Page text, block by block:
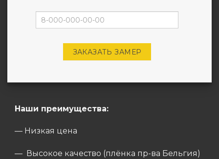
ZAMER
ЗАКАЗАТЬ ЗАМЕР
Наши преимущества:
— Низкая цена
— Высокое качество (плёнка пр-ва Бельгия)